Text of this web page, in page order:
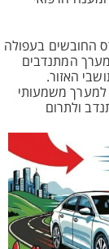
החובשים בעפולה
המתנדבים
האזור.
למערך משמעותי
ולתרום